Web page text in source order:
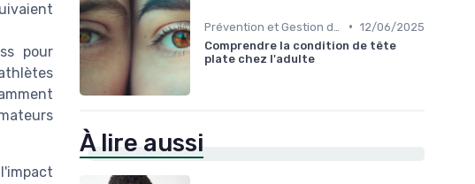
pour
• 12/06/2025
Comprendre la condition de tête
plate chez l'adulte
À lire aussi